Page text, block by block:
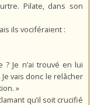
Pilate, dans son
ils vociféraient :
Je n’ai trouvé en lui
vais donc le relâcher
»
qu’il soit crucifié